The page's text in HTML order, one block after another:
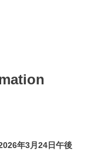
年3月24日午後